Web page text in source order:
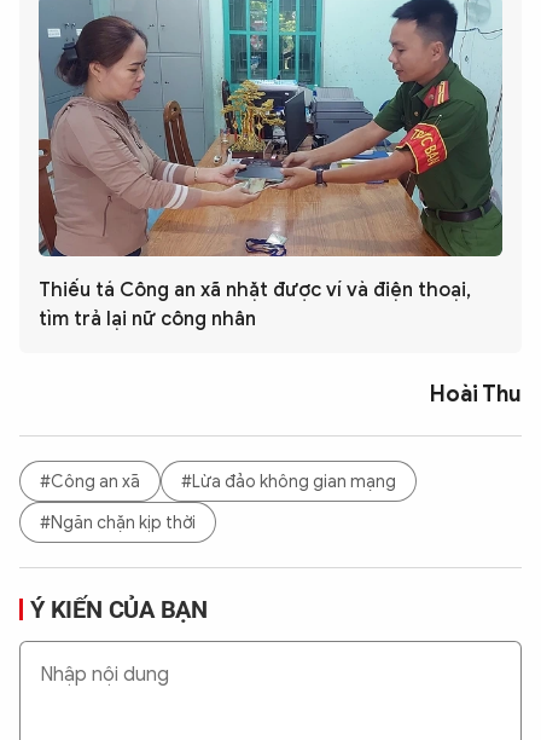
Thiếu tá Công an xã nhặt được ví và điện thoại,
tìm trả lại nữ công nhân
Hoài Thu
#Công an xã
#Lừa đảo không gian mạng
#Ngăn chặn kịp thời
Ý KIẾN CỦA BẠN